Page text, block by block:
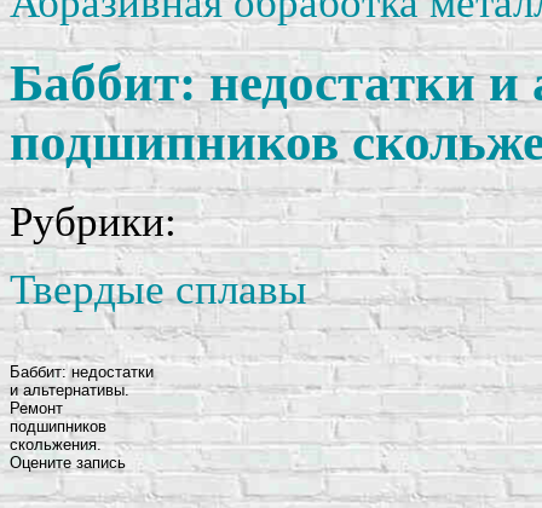
Баббит: недостатки
подшипников
Рубрики:
Твердые сплавы
Баббит: недостатки
и альтернативы.
Ремонт
подшипников
скольжения.
Оцените запись